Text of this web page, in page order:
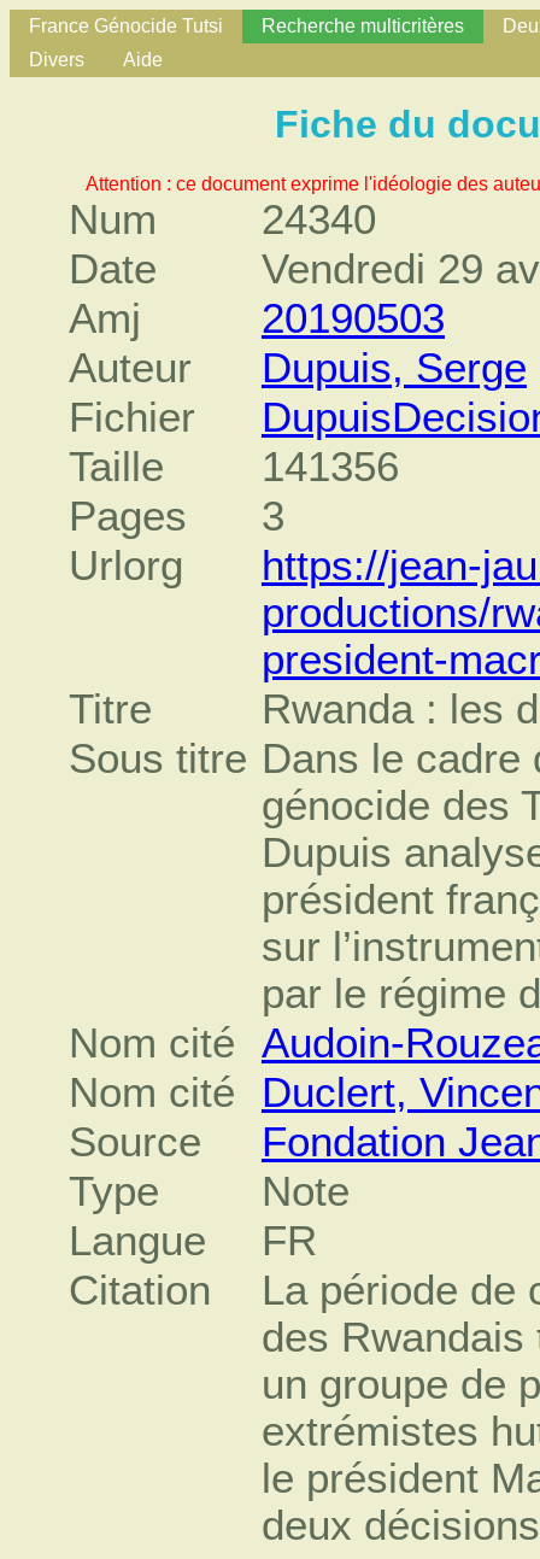
France Génocide Tutsi Recherche multicritères
Divers
Aide
Fiche du
Attention : ce document exprime l'idéologie des
Num
24340
Date
Vendredi 29
Amj
20190503
Auteur
Dupuis, Serge
Fichier
Taille
141356
Pages
3
Urlorg
https://jean-
productions/
president-
Titre
Rwanda : les
Sous titre Dans le cadre
génocide des
Dupuis
président
sur
par le régime
Nom cité
Audoin-
Nom cité
Duclert,
Source
Fondation
Type
Note
Langue
FR
Citation
La période de
des
un groupe de
extrémistes
le président
deux